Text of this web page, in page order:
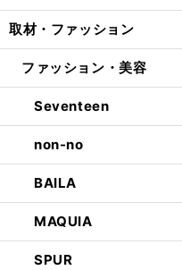
取材・ファッション
ファッション・美容
Seventeen
non-no
BAILA
MAQUIA
SPUR